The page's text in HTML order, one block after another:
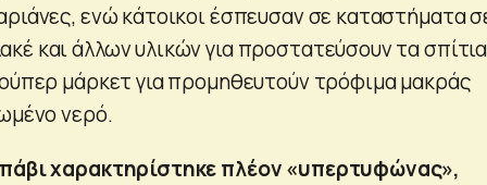
ενώ κάτοικοι έσπευσαν σε καταστήματα
και άλλων υλικών για προστατεύσουν τα σπίτια
μάρκετ για προμηθευτούν τρόφιμα μακράς
νερό.
χαρακτηρίστηκε πλέον «υπερτυφώνας»,